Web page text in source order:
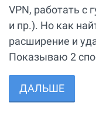
VPN, работать с
и пр.). Но как
расширение и
Показываю 2
ДАЛЬШЕ